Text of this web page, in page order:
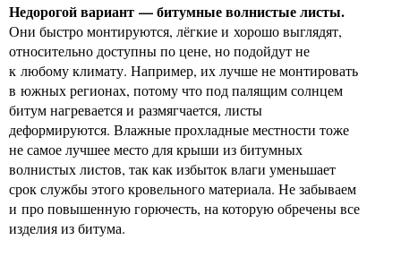
Недорогой вариант — битумные волнистые листы.
Они быстро монтируются, лёгкие и хорошо выглядят,
относительно доступны по цене, но подойдут не
к любому климату. Например, их лучше не монтировать
в южных регионах, потому что под палящим солнцем
битум нагревается и размягчается, листы
деформируются. Влажные прохладные местности тоже
не самое лучшее место для крыши из битумных
волнистых листов, так как избыток влаги уменьшает
срок службы этого кровельного материала. Не забываем
и про повышенную горючесть, на которую обречены все
изделия из битума.